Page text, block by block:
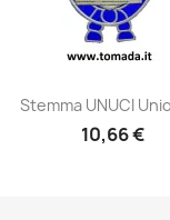
Anteprima
Stemma UNUCI
10,66 €